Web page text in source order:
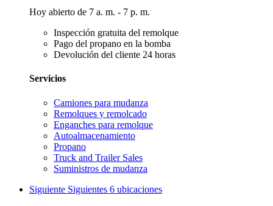
Hoy abierto de 7 a. m. - 7 p. m.
Inspección gratuita del remolque
Pago del propano en la bomba
Devolución del cliente 24 horas
Servicios
Camiones para mudanza
Remolques y remolcado
Enganches para remolque
Autoalmacenamiento
Propano
Truck and Trailer Sales
Suministros de mudanza
Siguiente Siguientes 6 ubicaciones